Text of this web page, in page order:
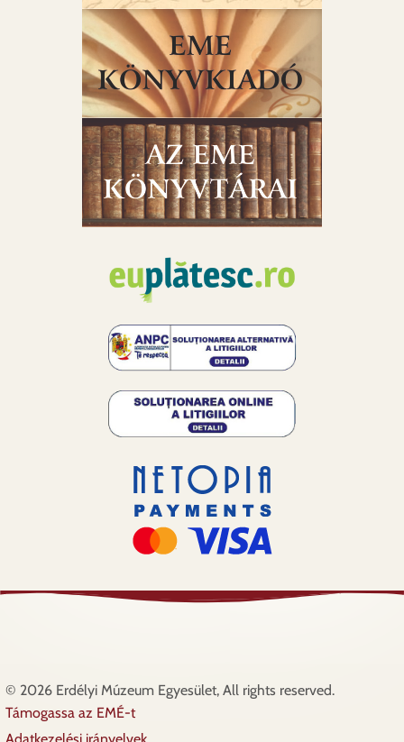
© 2026 Erdélyi Múzeum Egyesület, All rights reserved.
Lábléc
Támogassa az EMÉ-t